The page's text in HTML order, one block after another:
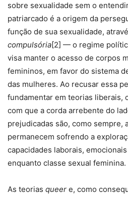
sobre sexualidade sem o
patriarcado é a origem da
função de sua sexualidade,
compulsória[2] — o regime
visa manter o acesso de corpos
femininos, em favor do sistema
das mulheres. Ao recusar essa
fundamentar em teorias liberais,
com que a corda arrebente do
prejudicadas são, como sempre,
permanecem sofrendo a
capacidades laborais,
enquanto classe sexual feminina.
As teorias queer e, como